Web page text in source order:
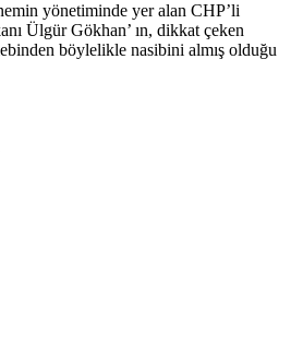
yönetiminde yer alan CHP’li
Ülgür Gökhan’ ın, dikkat çeken
böylelikle nasibini almış olduğu